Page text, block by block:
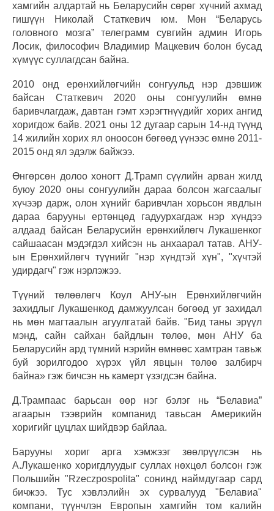
хамгийн алдартай нь Беларусийн сөрөг хүчний ахмад
гишүүн Николай Статкевич юм. Мөн “Беларусь
головного мозга” телеграмм сувгийн админ Игорь
Лосик, философич Владимир Мацкевич болон бусад
хүмүүс суллагдсан байна.
2010 онд ерөнхийлөгчийн сонгуульд нэр дэвшиж
байсан Статкевич 2020 оны сонгуулийн өмнө
баривчлагдаж, давтан гэмт хэрэгтнүүдийг хорих ангид
хоригдож байв. 2021 оны 12 дугаар сарын 14-нд түүнд
14 жилийн хорих ял оноосон бөгөөд үүнээс өмнө 2011-
2015 онд ял эдэлж байжээ.
Өнгөрсөн долоо хоногт Д.Трамп сүүлийн арван жилд
буюу 2020 оны сонгуулийн дараа болсон жагсаалыг
хүчээр дарж, олон хүнийг баривчлан хорьсон явдлын
дараа барууны ертөнцөд гадуурхагдаж нэр хүндээ
алдаад байсан Беларусийн ерөнхийлөгч Лукашенког
сайшаасан мэдэгдэл хийсэн нь анхаарал татав. АНУ-
ын Ерөнхийлөгч түүнийг "нэр хүндтэй хүн", "хүчтэй
удирдагч" гэж нэрлэжээ.
Түүний төлөөлөгч Коул АНУ-ын Ерөнхийлөгчийн
захидлыг Лукашенкод дамжуулсан бөгөөд уг захидал
нь мөн магтаалын агуулгатай байв. "Бид таны эрүүл
мэнд, сайн сайхан байдлын төлөө, мөн АНУ ба
Беларусийн ард түмний нэрийн өмнөөс хамтран тавьж
буй зорилгодоо хүрэх үйл явцын төлөө залбирч
байна» гэж бичсэн нь камерт үзэгдсэн байна.
Д.Трампаас барьсан өөр нэг бэлэг нь “Белавиа”
агаарын тээврийн компанид тавьсан Америкийн
хоригийг цуцлах шийдвэр байлаа.
Барууны хориг арга хэмжээг зөөлрүүлсэн нь
А.Лукашенко хоригдлуудыг суллах нөхцөл болсон гэж
Польшийн "Rzeczpospolita" сонинд наймдугаар сард
бичжээ. Тус хэвлэлийн эх сурвалууд "Белавиа"
компани, түүнчлэн Европын хамгийн том калийн